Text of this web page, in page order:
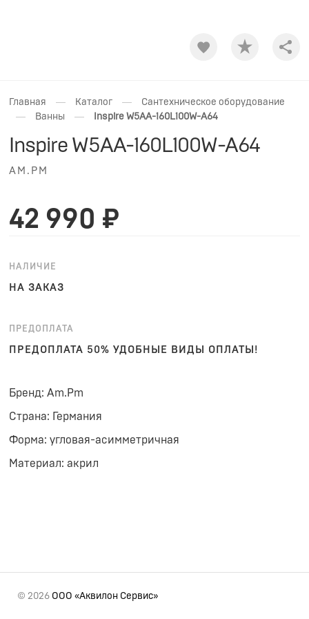
Главная — Каталог — Сантехническое оборудование
— Ванны — Inspire W5AA-160L100W-A64
Inspire W5AA-160L100W-A64
AM.PM
42 990 ₽
НАЛИЧИЕ
НА ЗАКАЗ
ПРЕДОПЛАТА
ПРЕДОПЛАТА 50% УДОБНЫЕ ВИДЫ ОПЛАТЫ!
Бренд: Am.Pm
Страна: Германия
Форма: угловая-асимметричная
Материал: акрил
© 2026 ООО «Аквилон Сервис»